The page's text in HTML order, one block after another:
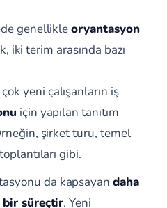
genellikleoryantasyon
iki terim arasında bazı
yeni çalışanların iş
için yapılan tanıtım
şirket turu, temel
gibi.
da kapsayandaha
bir süreçtir. Yeni